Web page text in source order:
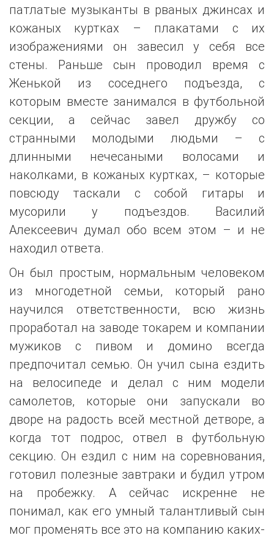
патлатые музыканты в рваных джинсах и
кожаных куртках – плакатами с их
изображениями он завесил у себя все
стены. Раньше сын проводил время с
Женькой из соседнего подъезда, с
которым вместе занимался в футбольной
секции, а сейчас завел дружбу со
странными молодыми людьми – с
длинными нечесаными волосами и
наколками, в кожаных куртках, – которые
повсюду таскали с собой гитары и
мусорили у подъездов. Василий
Алексеевич думал обо всем этом – и не
находил ответа.
Он был простым, нормальным человеком
из многодетной семьи, который рано
научился ответственности, всю жизнь
проработал на заводе токарем и компании
мужиков с пивом и домино всегда
предпочитал семью. Он учил сына ездить
на велосипеде и делал с ним модели
самолетов, которые они запускали во
дворе на радость всей местной детворе, а
когда тот подрос, отвел в футбольную
секцию. Он ездил с ним на соревнования,
готовил полезные завтраки и будил утром
на пробежку. А сейчас искренне не
понимал, как его умный талантливый сын
мог променять все это на компанию каких-